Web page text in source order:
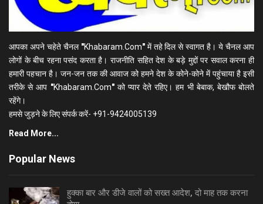
आपका अपने चहेते चैनल "Khabaram.Com"में तहे दिल से स्वागत है। ये चैनल आप
लोगों के बीच रहना पसंद करता है। राजनीति सहित देश के बड़े मुद्दों पर सवाल करना ही
हमारी पहचान है। जन-जन तक की आवाज को हमने देश के कोने-कोने में पहुंचाया है इसी
तरीके से आप "Khabaram.Com"को प्यार देते रहिए। हम भी बेबाक, बेखौफ बोलते
रहेंगे।
हमसे जुड़ने के लिए संपर्क करें- +91-9424005139
Read More...
Popular News
हुक्का बार और डीजे वालों को सख्त आदेश, दो माह तक करना